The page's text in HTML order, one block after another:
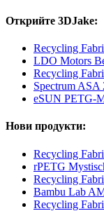
Открийте 3DJake:
Recycling
LDO Motors
Recycling
Spectrum ASA
eSUN PETG-
Нови продукти:
Recycling
rPETG
Recycling
Bambu Lab
Recycling